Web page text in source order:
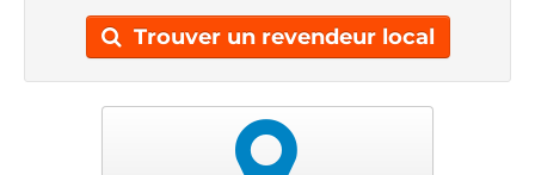
Trouver un revendeur local